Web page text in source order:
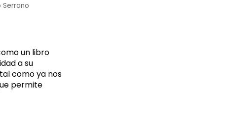
Serrano
un libro
a su
como ya nos
permite